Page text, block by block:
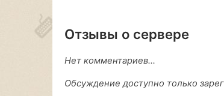
Отзывы о сервере
Нет комментариев...
Обсуждение доступно только